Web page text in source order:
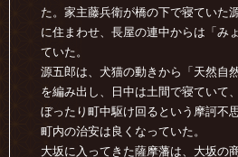
た。家主藤兵衛が橋の下で寝ていた
に住まわせ、長屋の連中からは「み
ていた。
源五郎は、犬猫の動きから「天然自
を編み出し、日中は土間で寝ていて
ぼったり町中駆け回るという摩訶不
町内の治安は良くなっていた。
大坂に入ってきた薩摩藩は、大坂の